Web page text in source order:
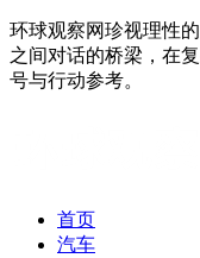
环球观察网珍视理性
之间对话的桥梁，在
号与行动参考。
首页
汽车